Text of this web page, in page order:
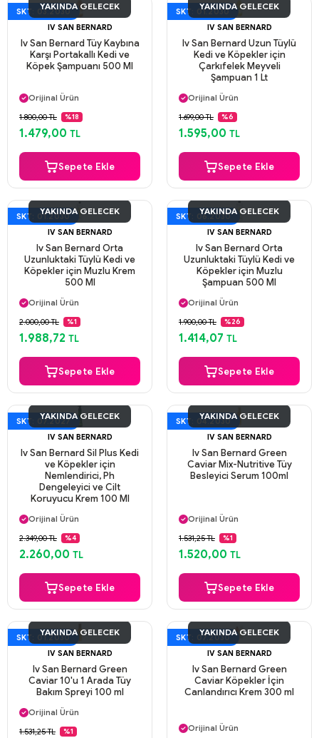
SKT: 03.2030
YAKINDA GELECEK
IV SAN BERNARD
Iv San Bernard Tüy Kaybına
Karşı Portakallı Kedi ve
Köpek Şampuanı 500 Ml
Orijinal Ürün
Güvenli Ödeme
Aynı Gün Kargo
1.800,00 TL %18
1.479,00 TL
Sepete Ekle
SKT: 01.2030
YAKINDA GELECEK
IV SAN BERNARD
Iv San Bernard Uzun Tüylü
Kedi ve Köpekler için
Çarkıfelek Meyveli
Şampuan 1 Lt
Aynı Gün Kargo
Orijinal Ürün
Güvenli Ödeme
Aynı Gün Kargo
1.699,00 TL %6
1.595,00 TL
Sepete Ekle
SKT: 01.2030
YAKINDA GELECEK
IV SAN BERNARD
Iv San Bernard Orta
Uzunluktaki Tüylü Kedi ve
Köpekler için Muzlu Krem
500 Ml
Aynı Gün Kargo
Orijinal Ürün
Güvenli Ödeme
Aynı Gün Kargo
2.000,00 TL %1
1.988,72 TL
Sepete Ekle
SKT: 06.2030
YAKINDA GELECEK
IV SAN BERNARD
Iv San Bernard Orta
Uzunluktaki Tüylü Kedi ve
Köpekler için Muzlu
Şampuan 500 Ml
Aynı Gün Kargo
Orijinal Ürün
Güvenli Ödeme
Aynı Gün Kargo
1.900,00 TL %26
1.414,07 TL
Sepete Ekle
SKT: 07.2027
YAKINDA GELECEK
IV SAN BERNARD
Iv San Bernard Sil Plus Kedi
ve Köpekler için
Nemlendirici, Ph
Dengeleyici ve Cilt
Koruyucu Krem 100 Ml
Aynı Gün Kargo
Orijinal Ürün
Güvenli Ödeme
Aynı Gün Kargo
2.349,00 TL %4
2.260,00 TL
Sepete Ekle
SKT: 04.2030
YAKINDA GELECEK
IV SAN BERNARD
Iv San Bernard Green
Caviar Mix-Nutritive Tüy
Besleyici Serum 100ml
Orijinal Ürün
Güvenli Ödeme
Aynı Gün Kargo
1.531,25 TL %1
1.520,00 TL
Sepete Ekle
SKT: 01.2030
YAKINDA GELECEK
IV SAN BERNARD
Iv San Bernard Green
Caviar 10'u 1 Arada Tüy
Bakım Spreyi 100 ml
Aynı Gün Kargo
Orijinal Ürün
Güvenli Ödeme
1.531,25 TL %1
SKT: 07.2030
YAKINDA GELECEK
IV SAN BERNARD
Iv San Bernard Green
Caviar Köpekler İçin
Canlandırıcı Krem 300 ml
Orijinal Ürün